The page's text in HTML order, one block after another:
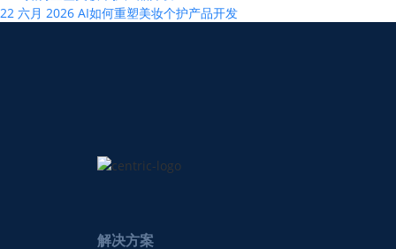
22 六月 2026 AI如何重塑美妆个护产品开发
解决方案